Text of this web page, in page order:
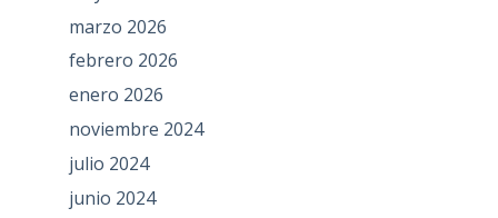
marzo 2026
febrero 2026
enero 2026
noviembre 2024
julio 2024
junio 2024